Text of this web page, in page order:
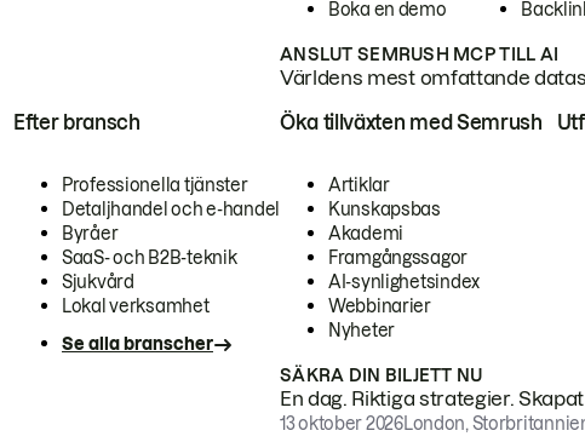
Boka en demo
ANSLUT SEMRUSH MCP TILL AI
Världens mest omfattande
Efter bransch
Professionella tjänster
Detaljhandel och e-handel
Byråer
SaaS- och B2B-teknik
Sjukvård
Lokal verksamhet
Se alla branscher
Öka tillväxten med Semrush
Artiklar
Kunskapsbas
Akademi
Framgångssagor
AI-synlighetsindex
Webbinarier
Nyheter
SÄKRA DIN BILJETT NU
En dag. Riktiga strategier.
13 oktober 2026London,